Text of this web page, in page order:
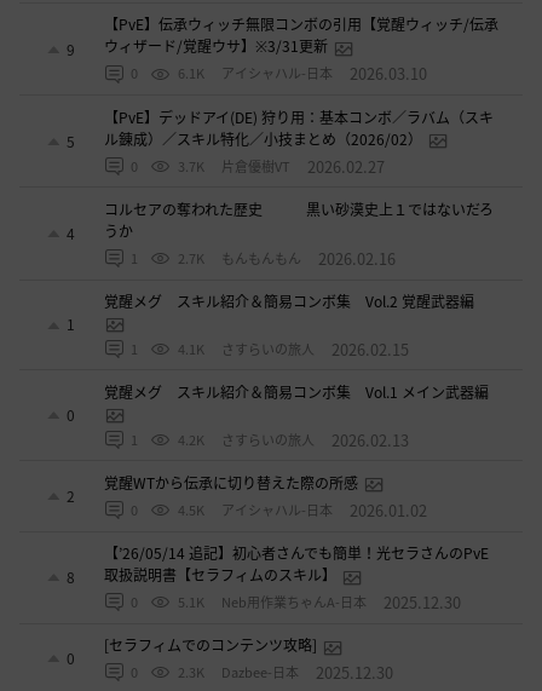
9
【PvE】伝承ウィッチ無限コンボの引用【覚醒ウィッチ/伝承
ウィザード/覚醒ウサ】※3/31更新
0 6.1K アイシャハル-日本 2026.03.10
5
【PvE】デッドアイ(DE) 狩り用：基本コンボ／ラバム（スキ
ル錬成）／スキル特化／小技まとめ（2026/02）
0 3.7K 片倉優樹VT 2026.02.27
4
コルセアの奪われた歴史 黒い砂漠史上１ではないだろ
うか
1 2.7K もんもんもん 2026.02.16
1
覚醒メグ スキル紹介＆簡易コンボ集 Vol.2 覚醒武器編
1 4.1K さすらいの旅人 2026.02.15
0
覚醒メグ スキル紹介＆簡易コンボ集 Vol.1 メイン武器編
1 4.2K さすらいの旅人 2026.02.13
2
覚醒WTから伝承に切り替えた際の所感
0 4.5K アイシャハル-日本 2026.01.02
8
【’26/05/14 追記】初心者さんでも簡単！光セラさんのPvE
取扱説明書【セラフィムのスキル】
0 5.1K Neb用作業ちゃんA-日本 2025.12.30
0
[セラフィムでのコンテンツ攻略]
0 2.3K Dazbee-日本 2025.12.30